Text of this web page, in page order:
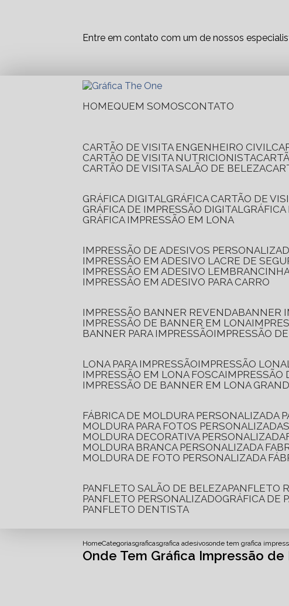
Entre em contato com um de nossos
HOME QUEM SOMOS CONTATO
CARTÃO DE VISITA ENGENHEIRO CIVIL
CARTÃO DE VISITA NUTRICIONISTA
CARTÃO DE VISITA SALÃO DE BELEZA
GRÁFICA DIGITAL
GRÁFICA CARTÃO DE
GRÁFICA DE IMPRESSÃO DIGITAL
GRÁFICA IMPRESSÃO EM LONA
IMPRESSÃO DE ADESIVOS
IMPRESSÃO EM ADESIVO LACRE DE
IMPRESSÃO EM ADESIVO
IMPRESSÃO EM ADESIVO PARA CARRO
IMPRESSÃO BANNER REVENDA
BANNER
IMPRESSÃO DE BANNER EM LONA
BANNER PARA IMPRESSÃO IMPRESSÃO
LONA PARA IMPRESSÃO IMPRESSÃO LONA
IMPRESSÃO EM LONA FOSCA IMPRESSÃO
IMPRESSÃO DE BANNER EM LONA
FÁBRICA DE MOLDURA PERSONALIZADA
MOLDURA PARA FOTOS PERSONALIZADAS
MOLDURA DECORATIVA PERSONALIZADA
MOLDURA BRANCA PERSONALIZADA
MOLDURA DE FOTO PERSONALIZADA
PANFLETO SALÃO DE BELEZA PANFLETO
PANFLETO PERSONALIZADO
GRÁFICA DE
PANFLETO DENTISTA
HomeCategoriasgraficasgrafica adesivosonde tem grafica
Onde Tem Gráfica Impressão